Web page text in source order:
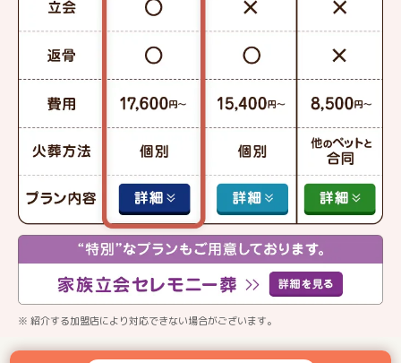
※ 紹介する加盟店により対応できない場合がございます。